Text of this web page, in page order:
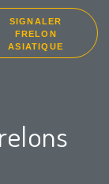
SIGNALER
FRELON
ASIATIQUE